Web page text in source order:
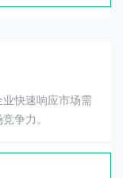
业快速响应市场需
争力。